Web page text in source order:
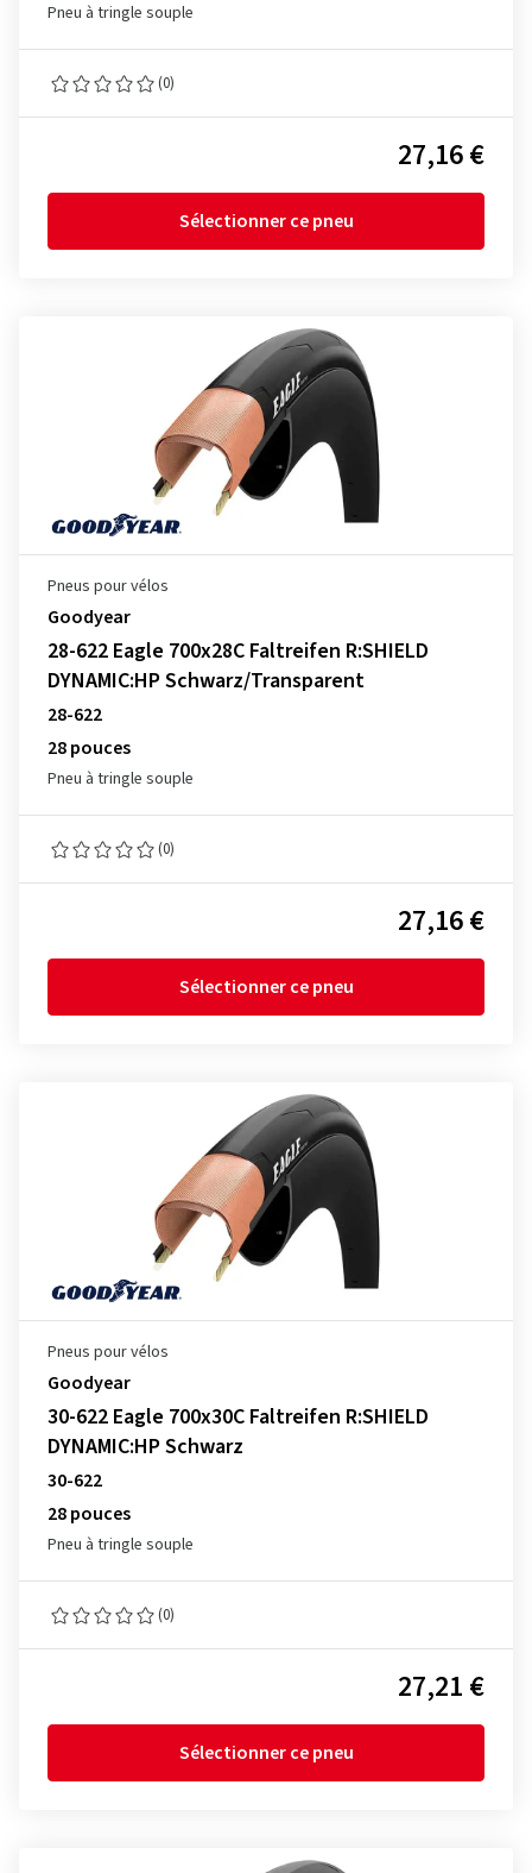
Pneu à tringle souple
(0)
27,16 €
Sélectionner ce pneu
Pneus pour vélos
Goodyear
28-622 Eagle 700x28C Faltreifen R:SHIELD
DYNAMIC:HP Schwarz/Transparent
28-622
28 pouces
Pneu à tringle souple
(0)
27,16 €
Sélectionner ce pneu
Pneus pour vélos
Goodyear
30-622 Eagle 700x30C Faltreifen R:SHIELD
DYNAMIC:HP Schwarz
30-622
28 pouces
Pneu à tringle souple
(0)
27,21 €
Sélectionner ce pneu